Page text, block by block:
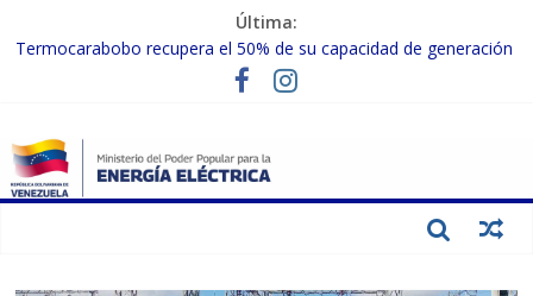
Última:
Termocarabobo recupera el 50% de su capacidad de generación
MPPEE avanza en la recuperación de infraestructuras eléctricas
Gobierno Nacional coordina acciones con el sector privado para
fortalecer el SEN ante el «Súper Niño»
Inspeccionan trabajos de rehabilitación en instalaciones del SEN